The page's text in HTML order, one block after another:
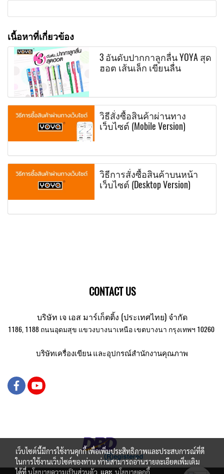
เนื้อหาที่เกี่ยวข้อง
3 อันดับปากกาลูกลื่น YOYA สุด
ฮอต เส้นเล็ก เขียนลื่น
วิธีสั่งซื้อสินค้าผ่านทาง
เว็บไซต์ (Mobile Version)
วิธีการสั่งซื้อสินค้าบนหน้า
เว็บไซต์ (Desktop Version)
CONTACT US
บริษัท เจ เอส มาร์เก็ตติ้ง (ประเทศไทย) จำกัด
1186, 1188 ถนนอุดมสุข แขวงบางนาเหนือ เขตบางนา กรุงเทพฯ 10260
บริษัทเครื่องเขียน และอุปกรณ์สำนักงานคุณภาพ
เว็บไซต์นี้มีการใช้งานคุกกี้ เพื่อเพิ่มประสิทธิภาพและประสบการณ์ที่ดี
ในการใช้งานเว็บไซต์ของท่าน ท่านสามารถอ่านรายละเอียดเพิ่มเติม
ได้ที่นโยบายความเป็นส่วนตัว และ นโยบายคุกกี้